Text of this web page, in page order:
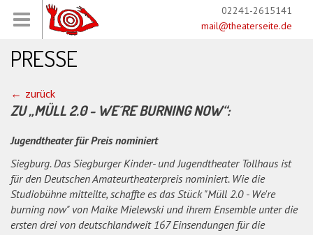
02241-2615141
mail@theaterseite.de
PRESSE
zurück
ZU „MÜLL 2.0 - WE´RE BURNING NOW“:
Jugendtheater für Preis nominiert
Siegburg. Das Siegburger Kinder- und Jugendtheater Tollhaus ist
für den Deutschen Amateurtheaterpreis nominiert. Wie die
Studiobühne mitteilte, schaffte es das Stück "Müll 2.0 - We're
burning now" von Maike Mielewski und ihrem Ensemble unter die
ersten drei von deutschlandweit 167 Einsendungen für die